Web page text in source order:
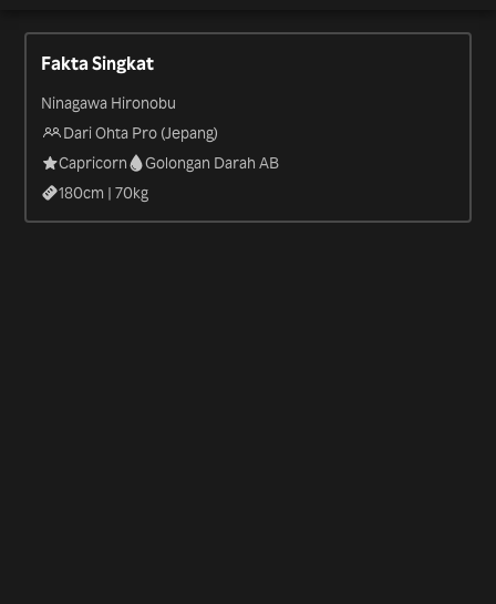
Fakta Singkat
Ninagawa Hironobu
Dari Ohta Pro (Jepang)
Capricorn
Golongan Darah AB
180cm |70kg